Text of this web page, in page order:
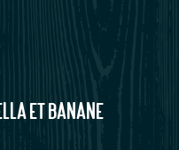
et banane